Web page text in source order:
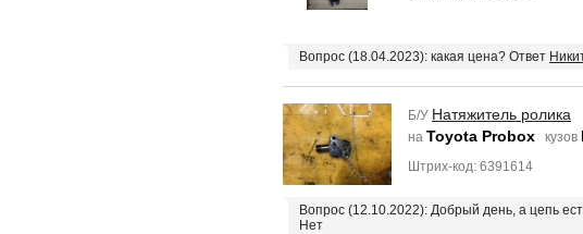
Вопрос (18.04.2023): какая цена? Ответ
Б/У Натяжитель ролика
на Toyota Probox кузов
Штрих-код: 6391614
Вопрос (12.10.2022): Добрый день, а цепь
Нет